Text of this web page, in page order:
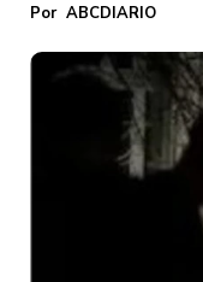
ABCDIARIO